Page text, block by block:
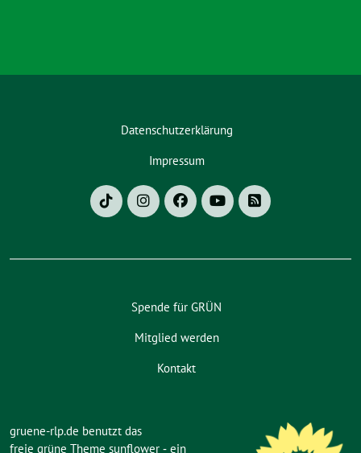
Datenschutzerklärung
Impressum
Spende für GRÜN
Mitglied werden
Kontakt
gruene-rlp.de benutzt das
freie grüne Theme sunflower ‐ ein